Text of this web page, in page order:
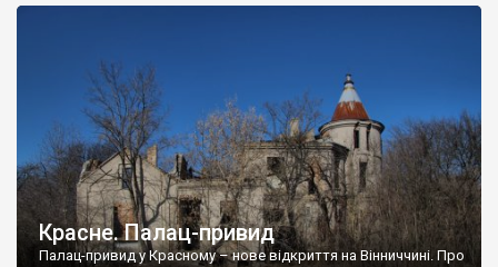
Красне. Палац-привид
Палац-привид у Красному – нове відкриття на Вінниччині. Про